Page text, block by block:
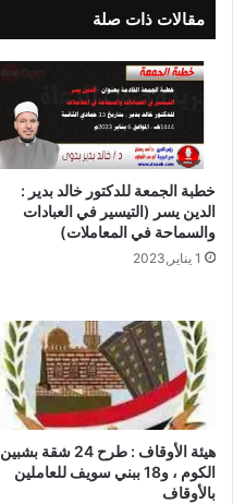
مقالات ذات صلة
خطبة الجمعة للدكتور خالد بدير :
الدين يسر (التيسير في العبادات
والسماحة في المعاملات)
1 يناير,2023
هيئة الأوقاف : طرح 24 شقة بشبين
الكوم ، و18 ببني سويف للعاملين
بالأوقاف